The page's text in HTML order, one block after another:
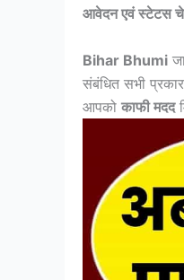
आवेदन एवं स्टेटस
Bihar Bhumi
संबंधित सभी
आपको काफी मदद